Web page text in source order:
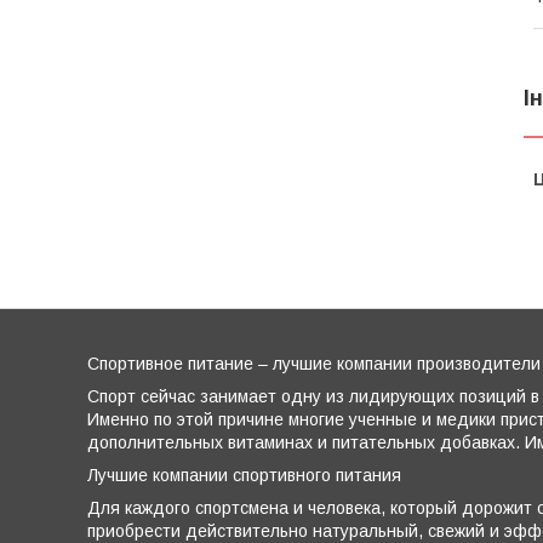
Спортивное питание – лучшие компании производители
Спорт сейчас занимает одну из лидирующих позиций
Именно по этой причине многие ученные и медики
дополнительных витаминах и питательных добавках.
Лучшие компании спортивного питания
Для каждого спортсмена и человека, который дорожит
приобрести действительно натуральный, свежий и